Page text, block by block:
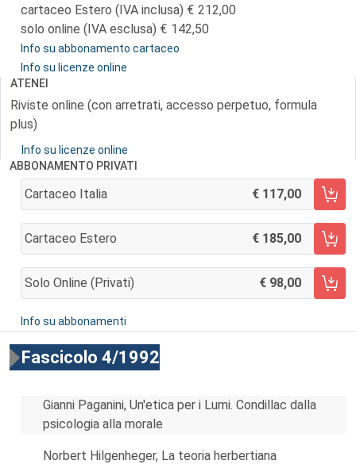
cartaceo Estero (IVA inclusa)
212,00
solo online (IVA esclusa)
142,50
Info su abbonamento cartaceo
Info su licenze online
ATENEI
Riviste online (con arretrati, accesso perpetuo, formula
plus)
Info su licenze online
ABBONAMENTO PRIVATI
Cartaceo Italia 117,00
AGGIUNGI AL CARRELLO
Cartaceo Estero 185,00
AGGIUNGI AL CARRELLO
Solo Online (privati) 98,00
AGGIUNGI AL CARRELLO
Info su abbonamenti
Fascicolo 4/1992
Gianni Paganini, Un'etica per i Lumi. Condillac dalla
psicologia alla morale
Norbert Hilgenheger, La teoria herbertiana